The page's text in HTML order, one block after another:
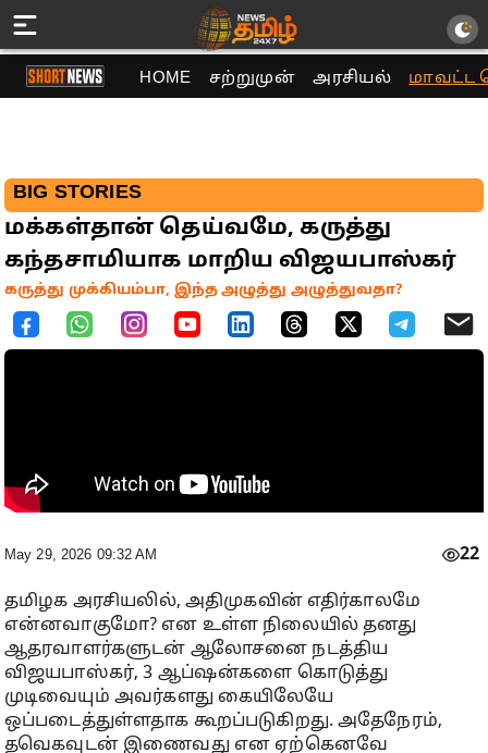
HOME சற்றுமுன் அரசியல் மாவட்ட
BIG STORIES
மக்கள்தான் தெய்வமே, கருத்து
கந்தசாமியாக மாறிய விஜயபாஸ்கர்
கருத்து முக்கியம்பா, இந்த அழுத்து அழுத்துவதா?
May 29, 2026 09:32 AM 22
தமிழக அரசியலில், அதிமுகவின் எதிர்காலமே
என்னவாகுமோ? என உள்ள நிலையில் தனது
ஆதரவாளர்களுடன் ஆலோசனை நடத்திய
விஜயபாஸ்கர், 3 ஆப்ஷன்களை கொடுத்து
முடிவையும் அவர்களது கையிலேயே
ஒப்படைத்துள்ளதாக கூறப்படுகிறது. அதேநேரம்,
தவெகவுடன் இணைவது என ஏற்கெனவே